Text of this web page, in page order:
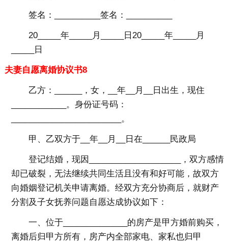
签名：__________签名：__________
20_____年_____月_____日20_____年_____月
_____日
夫妻自愿离婚协议书8
乙方：______，女，__年__月__日出生，现住
____________。身份证号码：
________________________。
甲、乙双方于__年__月__日在______民政局
登记结婚，现因____________________，双方感情
却已破裂，无法继续共同生活且没有和好可能，故双方
向婚姻登记机关申请离婚。经双方充分协商后，就财产
分割及子女抚养问题自愿达成协议如下：
一、位于______________的房产是甲方婚前购买，
离婚后归甲方所有，房产内全部家电、家私也归甲